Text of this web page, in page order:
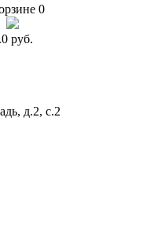
0
руб.
д.2, с.2